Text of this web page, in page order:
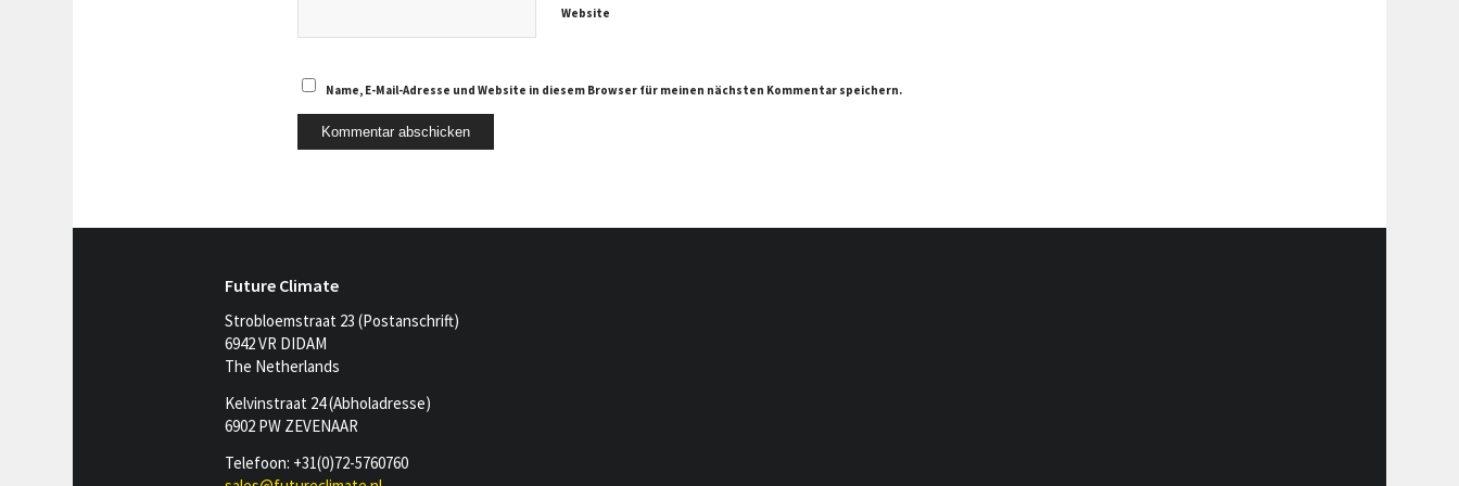
Website
Name, E-Mail-Adresse und Website in diesem Browser für meinen nächsten Kommentar speichern.
Future Climate
Strobloemstraat 23 (Postanschrift)
6942 VR DIDAM
The Netherlands
Kelvinstraat 24 (Abholadresse)
6902 PW ZEVENAAR
Telefoon: +31(0)72-5760760